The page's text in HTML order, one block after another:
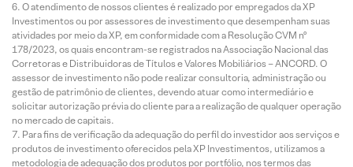
O atendimento de nossos clientes é realizado por empregados da XP
Investimentos ou por assessores de investimento que desempenham suas
atividades por meio da XP, em conformidade com a Resolução CVM nº
178/2023, os quais encontram-se registrados na Associação Nacional das
Corretoras e Distribuidoras de Títulos e Valores Mobiliários – ANCORD. O
assessor de investimento não pode realizar consultoria, administração ou
gestão de patrimônio de clientes, devendo atuar como intermediário e
solicitar autorização prévia do cliente para a realização de qualquer operação
no mercado de capitais.
Para fins de verificação da adequação do perfil do investidor aos serviços e
produtos de investimento oferecidos pela XP Investimentos, utilizamos a
metodologia de adequação dos produtos por portfólio, nos termos das